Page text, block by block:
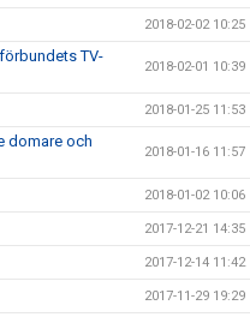
2018-02-02 10:25
TV-
2018-02-01 10:39
2018-01-25 11:53
domare och
2018-01-16 11:57
2018-01-02 10:06
2017-12-21 14:35
2017-12-14 11:42
2017-11-29 19:29